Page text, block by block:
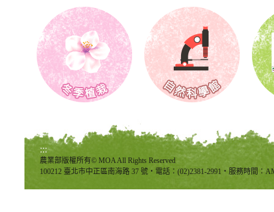
:::
農業部版權所有© MOA All Rights Reserved
100212 臺北市中正區南海路 37 號‧電話：(02)2381-2991‧服務時間：